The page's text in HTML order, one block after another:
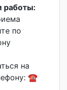
работы:
по
на
☎️